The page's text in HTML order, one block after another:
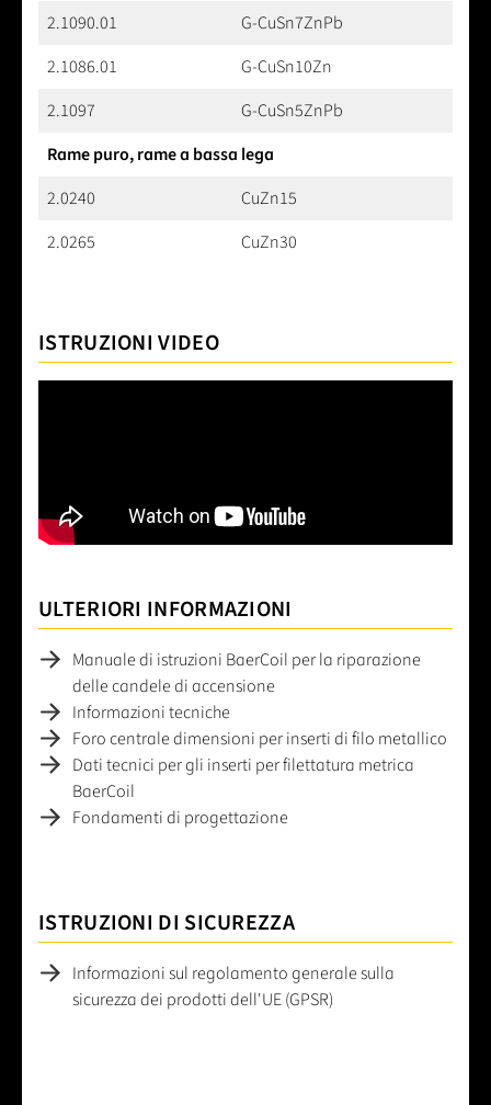
2.1090.01
G-CuSn7ZnPb
2.1086.01
G-CuSn10Zn
2.1097
G-CuSn5ZnPb
Rame puro, rame a bassa lega
2.0240
CuZn15
2.0265
CuZn30
ISTRUZIONI VIDEO
ULTERIORI INFORMAZIONI
Manuale di istruzioni BaerCoil per la riparazione
delle candele di accensione
Informazioni tecniche
Foro centrale dimensioni per inserti di filo metallico
Dati tecnici per gli inserti per filettatura metrica
BaerCoil
Fondamenti di progettazione
ISTRUZIONI DI SICUREZZA
Informazioni sul regolamento generale sulla
sicurezza dei prodotti dell'UE (GPSR)